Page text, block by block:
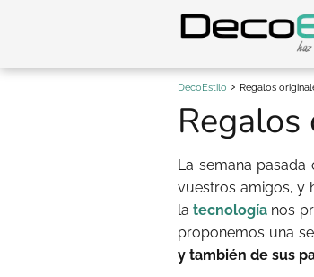
DecoEstilo Regalos
La semana
vuestros amigos, y
latecnología nos
proponemos una
y también de sus